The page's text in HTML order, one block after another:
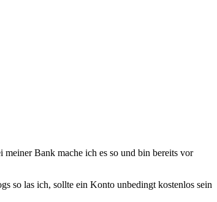
Bank mache ich es so und bin bereits vor
so las ich, sollte ein Konto unbedingt kostenlos sein